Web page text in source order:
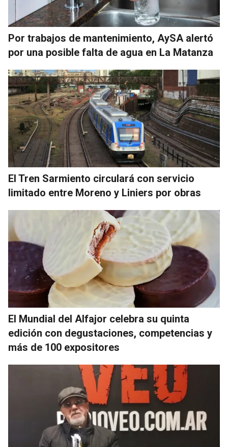
Por trabajos de mantenimiento, AySA alertó
por una posible falta de agua en La Matanza
El Tren Sarmiento circulará con servicio
limitado entre Moreno y Liniers por obras
El Mundial del Alfajor celebra su quinta
edición con degustaciones, competencias y
más de 100 expositores